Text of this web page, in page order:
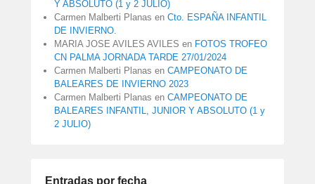
Y ABSOLUTO (1 y 2 JULIO)
Carmen Malberti Planas en Cto. ESPAÑA INFANTIL
DE INVIERNO.
MARIA JOSE AVILES AVILES en FOTOS TROFEO
CN PALMA JORNADA TARDE 27/01/2024
Carmen Malberti Planas en CAMPEONATO DE
BALEARES DE INVIERNO 2023
Carmen Malberti Planas en CAMPEONATO DE
BALEARES INFANTIL, JUNIOR Y ABSOLUTO (1 y
2 JULIO)
Entradas por fecha